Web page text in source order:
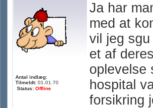
Antal indlæg:
Tilmeldt: 01.01.70
Status: Offline
Ja har
med at
vil jeg
et af
oplevelse
hospital
forsikring